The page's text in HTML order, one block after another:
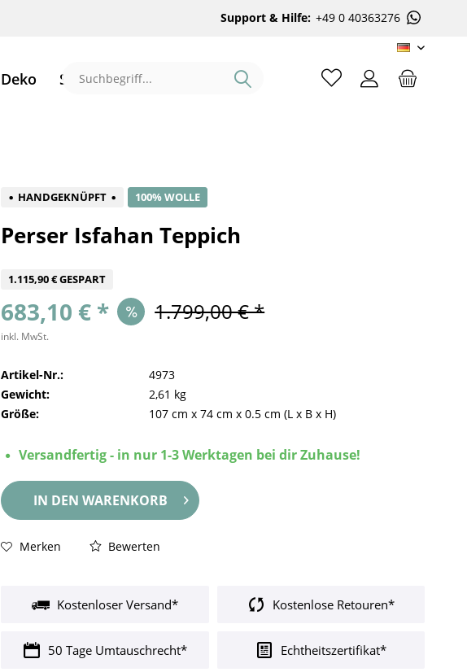
Support & Hilfe: +49 0 40363276
DE
Deko Sale %
HANDGEKNÜPFT 100% WOLLE
Perser Isfahan Teppich
1.115,90 € GESPART
683,10 € * 1.799,00 € *
inkl. MwSt.
Artikel-Nr.:
4973
Gewicht:
2,61 kg
Größe:
107 cm x74 cm x0.5 cm (L x B x H)
Versandfertig - in nur 1-3 Werktagen bei dir Zuhause!
IN DEN WARENKORB
Merken Bewerten
Kostenloser Versand* Kostenlose Retouren*
50 Tage Umtauschrecht* Echtheitszertifikat*